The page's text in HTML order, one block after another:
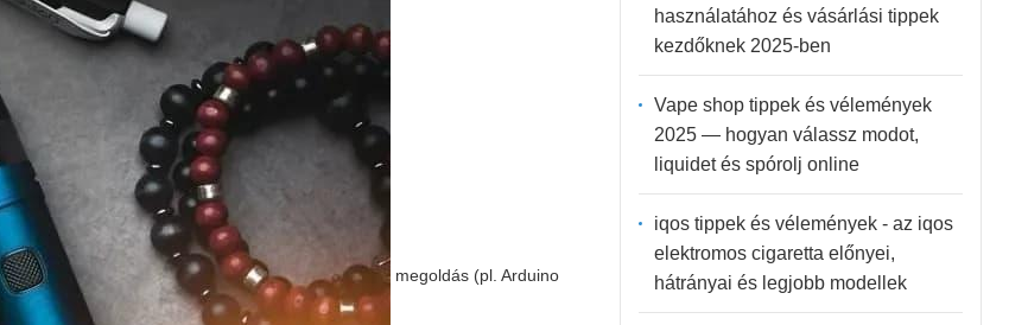
megoldás (pl. Arduino
használatához és vásárlási tippek
kezdőknek 2025-ben
Vape shop tippek és vélemények
2025 — hogyan válassz modot,
liquidet és spórolj online
iqos tippek és vélemények - az iqos
elektromos cigaretta előnyei,
hátrányai és legjobb modellek